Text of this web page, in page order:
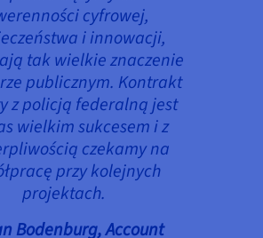
cyfrowej,
i innowacji,
tak wielkie znaczenie
publicznym. Kontrakt
z policją federalną jest
wielkim sukcesem i z
czekamy na
przy kolejnych
projektach.
Bodenburg, Account